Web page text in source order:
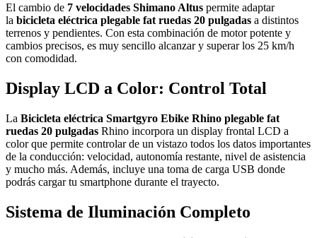
El cambio de 7 velocidades Shimano Altus permite adaptar
la bicicleta eléctrica plegable fat ruedas 20 pulgadas a distintos
terrenos y pendientes. Con esta combinación de motor potente y
cambios precisos, es muy sencillo alcanzar y superar los 25 km/h
con comodidad.
Display LCD a Color: Control Total
La Bicicleta eléctrica Smartgyro Ebike Rhino plegable fat
ruedas 20 pulgadas Rhino incorpora un display frontal LCD a
color que permite controlar de un vistazo todos los datos importantes
de la conducción: velocidad, autonomía restante, nivel de asistencia
y mucho más. Además, incluye una toma de carga USB donde
podrás cargar tu smartphone durante el trayecto.
Sistema de Iluminación Completo